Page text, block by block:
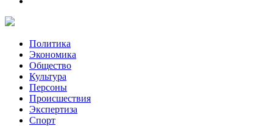
Политика
Экономика
Общество
Культура
Персоны
Происшествия
Экспертиза
Спорт